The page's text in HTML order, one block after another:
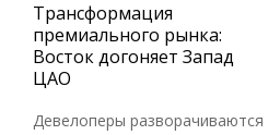
Трансформация
премиального рынка:
Восток догоняет Запад
ЦАО
Девелоперы разворачиваются